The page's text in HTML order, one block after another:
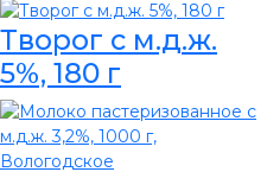
Творог с м.д.ж.
5%, 180 г